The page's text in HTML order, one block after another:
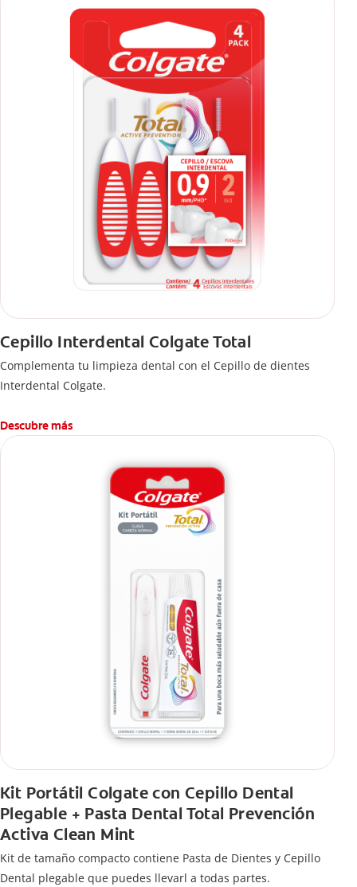
Cepillo Interdental Colgate Total
Complementa tu limpieza dental con el Cepillo de dientes
Interdental Colgate.
Descubre más
Kit Portátil Colgate con Cepillo Dental
Plegable + Pasta Dental Total Prevención
Activa Clean Mint
Kit de tamaño compacto contiene Pasta de Dientes y Cepillo
Dental plegable que puedes llevarl a todas partes.